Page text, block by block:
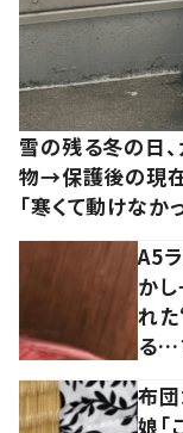
雪の残る冬の日
物→保護後の現
「寒くて動けなか
A5
かし
れた
る…
布
娘「